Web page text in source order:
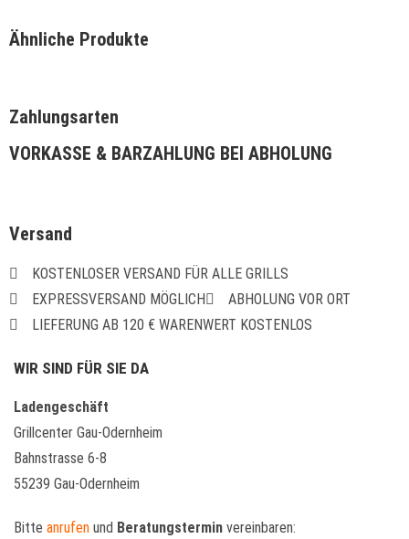
Ähnliche Produkte
Zahlungsarten
VORKASSE & BARZAHLUNG BEI ABHOLUNG
Versand
KOSTENLOSER VERSAND FÜR ALLE GRILLS
EXPRESSVERSAND MÖGLICH
ABHOLUNG VOR ORT
LIEFERUNG AB 120 € WARENWERT KOSTENLOS
WIR SIND FÜR SIE DA
Ladengeschäft
Grillcenter Gau-Odernheim
Bahnstrasse 6-8
55239 Gau-Odernheim
Bitte anrufen und Beratungstermin vereinbaren: